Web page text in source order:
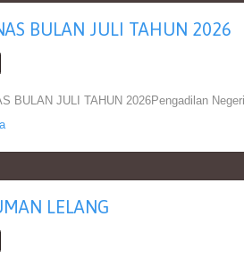
BULAN JULI TAHUN 2026
BULAN JULI TAHUN 2026Pengadilan
LELANG